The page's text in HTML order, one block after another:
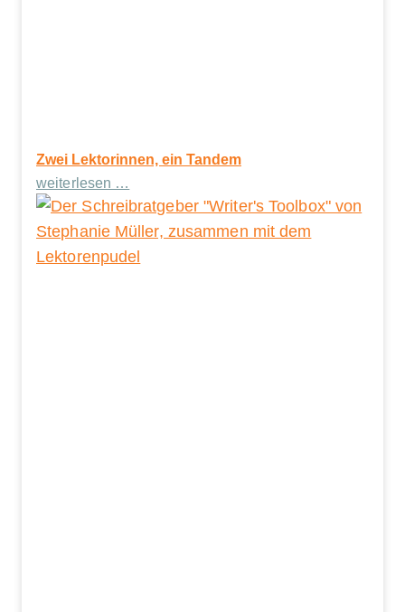
Zwei Lektorinnen, ein Tandem
weiterlesen …